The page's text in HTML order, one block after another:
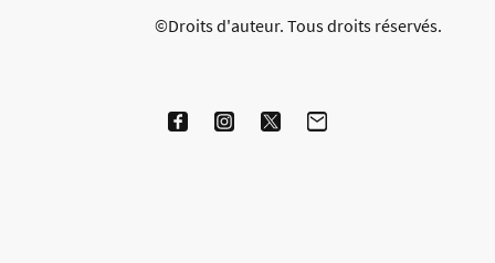
©Droits d'auteur. Tous droits réservés.